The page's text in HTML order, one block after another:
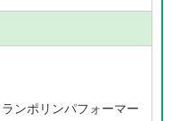
ンポリンパフォーマー